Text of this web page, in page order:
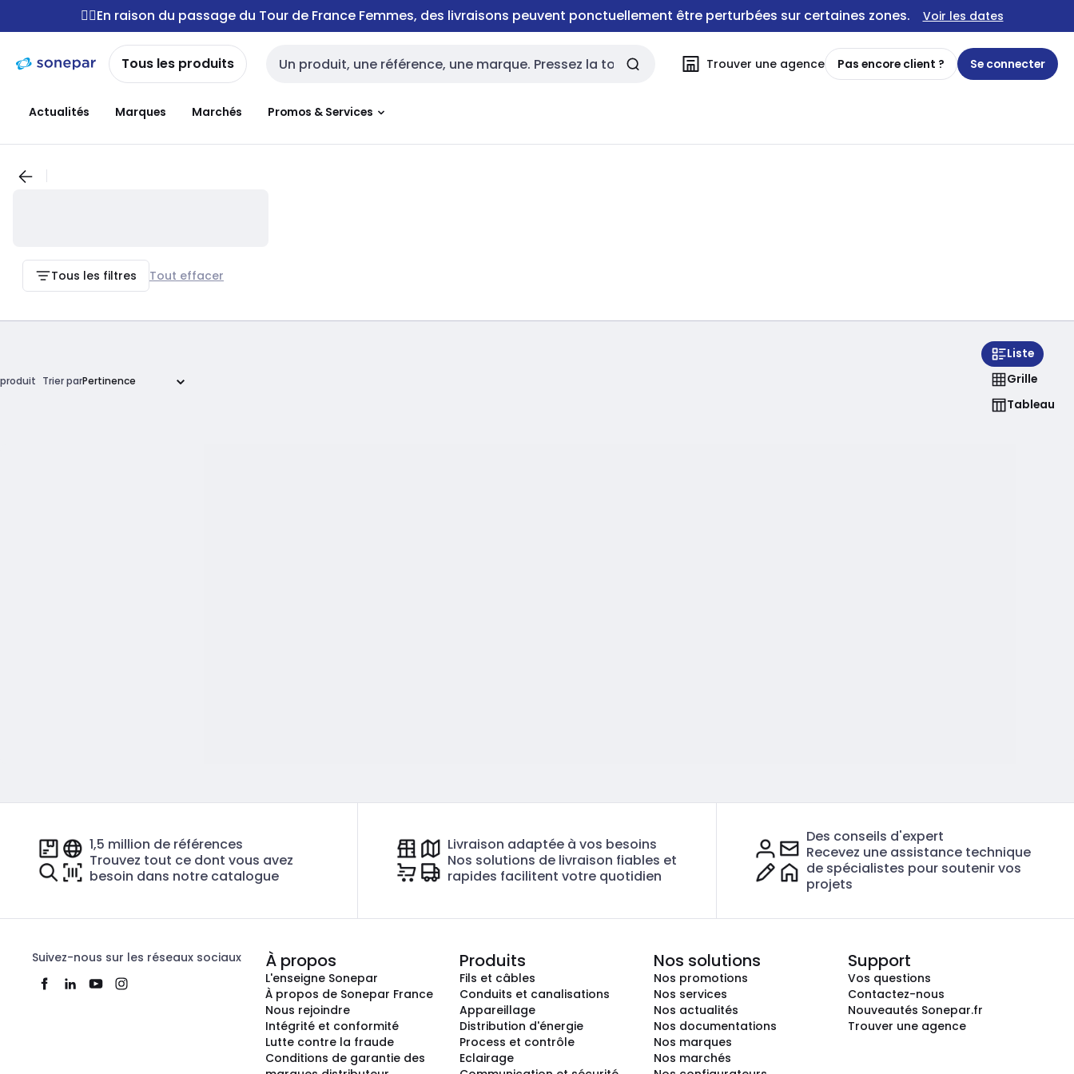
navigation
Passer
au
contenu
🚴‍♂️En raison du passage du Tour de France Femmes, des livraisons peuvent ponctuellement être perturbées sur certaines zones. Voir les dates
Tous les produits Entrée de recherche Trouver une agence Pas encore client ? Se connecter
Actualités Marques Marchés Promos & Services
Tous les filtres Tout effacer
produit Trier par
Liste
Grille
Tableau
1,5 million de références
Trouvez tout ce dont vous avez
besoin dans notre catalogue
Livraison adaptée à vos besoins
Nos solutions de livraison fiables et
rapides facilitent votre quotidien
Des conseils d'expert
Recevez une assistance technique
de spécialistes pour soutenir vos
projets
Suivez-nous sur les réseaux sociaux À propos
L'enseigne Sonepar
À propos de Sonepar France
Nous rejoindre
Intégrité et conformité
Lutte contre la fraude
Conditions de garantie des
Produits
Fils et câbles
Conduits et canalisations
Appareillage
Distribution d'énergie
Process et contrôle
Eclairage
Nos solutions
Nos promotions
Nos services
Nos actualités
Nos documentations
Nos marques
Nos marchés
Support
Vos questions
Contactez-nous
Nouveautés Sonepar.fr
Trouver une agence